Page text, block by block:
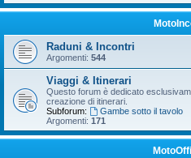
Raduni & Incontri
Argomenti: 544
Viaggi & Itinerari
Questo forum è dedicato
creazione di itinerari.
Subforum:
Gambe sotto il tavolo
Argomenti: 171